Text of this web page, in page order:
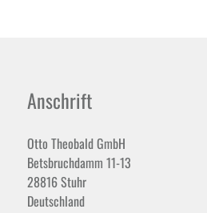
Anschrift
Otto Theobald GmbH
Betsbruchdamm 11-13
28816 Stuhr
Deutschland